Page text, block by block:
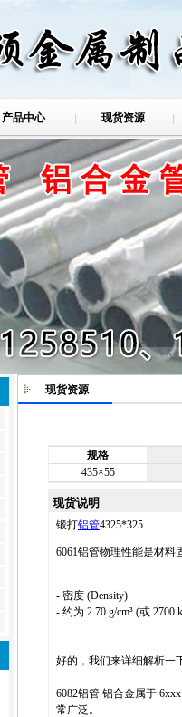
产品中心 现货资源
现货资源
规格
435×55
现货说明
锻打铝管4325*325
6061铝管物理性能是材料
- 密度 (Density)
- 约为 2.70 g/cm³ (或 2700
好的，我们来详细解析一
6082铝管 铝合金属于
常广泛。